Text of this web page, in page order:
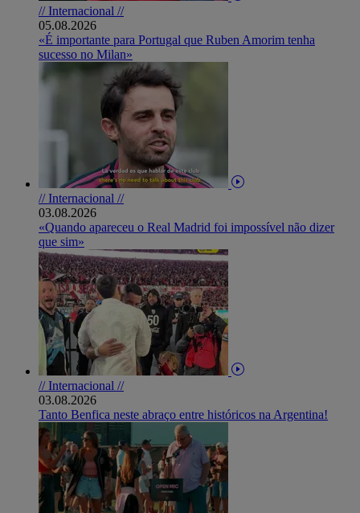
// Internacional //
05.08.2026
«É importante para Portugal que Ruben Amorim tenha
sucesso no Milan»
// Internacional //
03.08.2026
«Quando apareceu o Real Madrid foi impossível não dizer
que sim»
// Internacional //
03.08.2026
Tanto Benfica neste abraço entre históricos na Argentina!